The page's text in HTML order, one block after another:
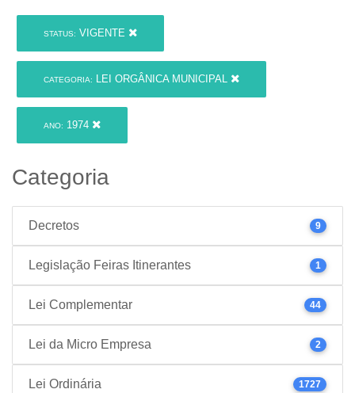
STATUS: VIGENTE
CATEGORIA: LEI ORGÂNICA MUNICIPAL
ANO: 1974
Categoria
Decretos 9
Legislação Feiras Itinerantes 1
Lei Complementar 44
Lei da Micro Empresa 2
Lei Ordinária 1727